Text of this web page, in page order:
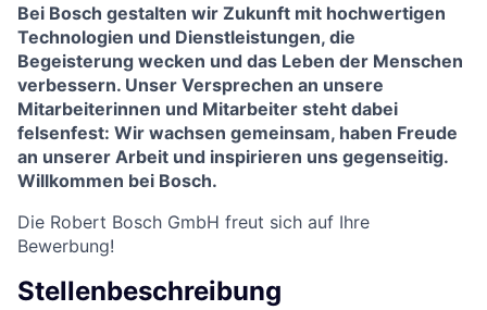
Bei Bosch gestalten wir Zukunft mit hochwertigen
Technologien und Dienstleistungen, die
Begeisterung wecken und das Leben der Menschen
verbessern. Unser Versprechen an unsere
Mitarbeiterinnen und Mitarbeiter steht dabei
felsenfest: Wir wachsen gemeinsam, haben Freude
an unserer Arbeit und inspirieren uns gegenseitig.
Willkommen bei Bosch.
Die Robert Bosch GmbH freut sich auf Ihre
Bewerbung!
Stellenbeschreibung